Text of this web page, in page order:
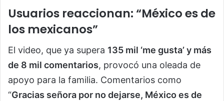
Usuarios reaccionan: “México es de
los mexicanos”
El video, que ya supera 135 mil ‘me gusta’ y más
de 8 mil comentarios, provocó una oleada de
apoyo para la familia. Comentarios como
“Gracias señora por no dejarse, México es de